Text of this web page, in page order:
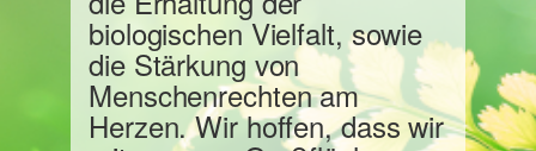
biologischen Vielfalt, sowie
die Stärkung von
Menschenrechten am
Herzen. Wir hoffen, dass wir